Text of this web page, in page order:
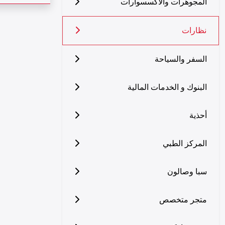
المجوهرات والاكسسوارات
نظارات
السفر والسياحة
البنوك و الخدمات المالية
أحذية
المركز الطبي
سبا وصالون
متجر متخصص